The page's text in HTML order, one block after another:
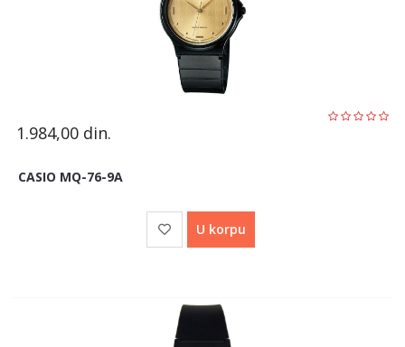
1.984,00 din.
CASIO MQ-76-9A
U korpu